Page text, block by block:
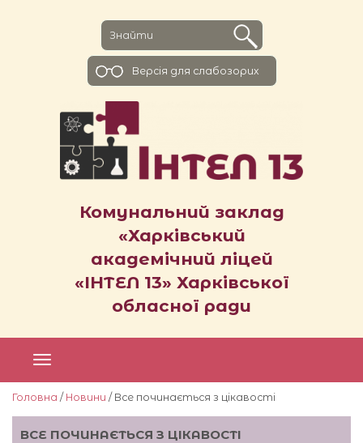
Комунальний заклад
«Харківський
академічний ліцей
«ІНТЕЛ 13» Харківської
обласної ради
Версiя для слабозорих
Головна / Новини / Все починається з цікавості
ВСЕ ПОЧИНАЄТЬСЯ З ЦІКАВОСТІ